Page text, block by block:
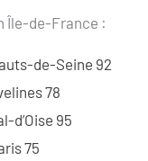
Île-de-France :
de-Seine 92
78
d’Oise 95
75